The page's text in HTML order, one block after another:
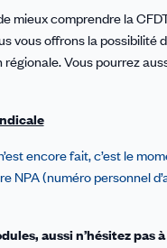
mieux comprendre la
vous offrons la
Vous pourrez
encore fait, c’est le
NPA (numéro personnel
aussi n’hésitez pas